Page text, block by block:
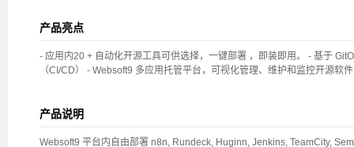
产品亮点
- 应用内20 + 自动化开源工具可供选择，一键部署 ，即装即用。 - 基于
（CI/CD） - Websoft9 多应用托管平台，可视化管理、维护和监控开源软
产品说明
Websoft9 平台内自由部署 n8n, Rundeck, Huginn, Jenkins, TeamCity,